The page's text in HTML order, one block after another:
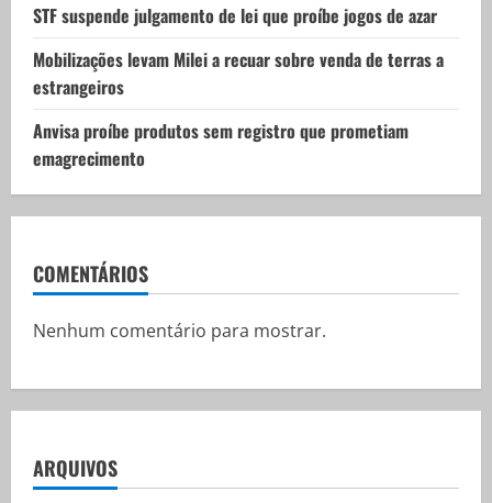
STF suspende julgamento de lei que proíbe jogos de azar
Mobilizações levam Milei a recuar sobre venda de terras a
estrangeiros
Anvisa proíbe produtos sem registro que prometiam
emagrecimento
COMENTÁRIOS
Nenhum comentário para mostrar.
ARQUIVOS